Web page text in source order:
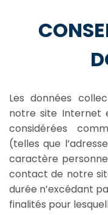
Les données
notre site Internet
considérées
(telles que
caractère
contact de notre
durée n’excédant
finalités pour